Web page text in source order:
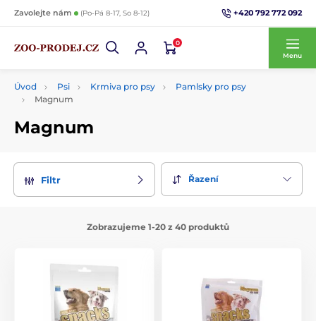
Zavolejte nám (Po-Pá 8-17, So 8-12) +420 792 772 092
0
Menu
Úvod Psi Krmiva pro psy
Pamlsky pro psy
Magnum
Magnum
Filtr Řazení
Zobrazujeme 1-20 z 40 produktů